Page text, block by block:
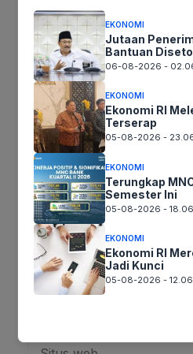
Tinggalkan komentar
Komentar
Nama
Surel
Situs
EKONOMI
Jutaan
Bantuan
06-08-2026 -
EKONOMI
Ekonomi RI
Terserap
05-08-2026 -
EKONOMI
Terungkap
Semester Ini
05-08-2026 - 18.06
EKONOMI
Ekonomi RI
Jadi Kunci
05-08-2026 - 12.06